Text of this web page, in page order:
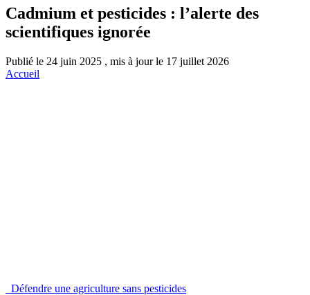
Cadmium et pesticides : l’alerte des
scientifiques ignorée
Publié le 24 juin 2025 , mis à jour le 17 juillet 2026
Accueil
Défendre une agriculture sans pesticides